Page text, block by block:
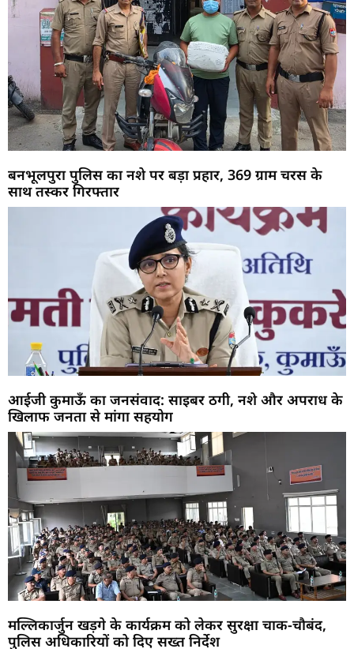
बनभूलपुरा पुलिस का नशे पर बड़ा प्रहार, 369 ग्राम चरस के
साथ तस्कर गिरफ्तार
आईजी कुमाऊँ का जनसंवाद: साइबर ठगी, नशे और अपराध के
खिलाफ जनता से मांगा सहयोग
मल्लिकार्जुन खड़गे के कार्यक्रम को लेकर सुरक्षा चाक-चौबंद,
पुलिस अधिकारियों को दिए सख्त निर्देश